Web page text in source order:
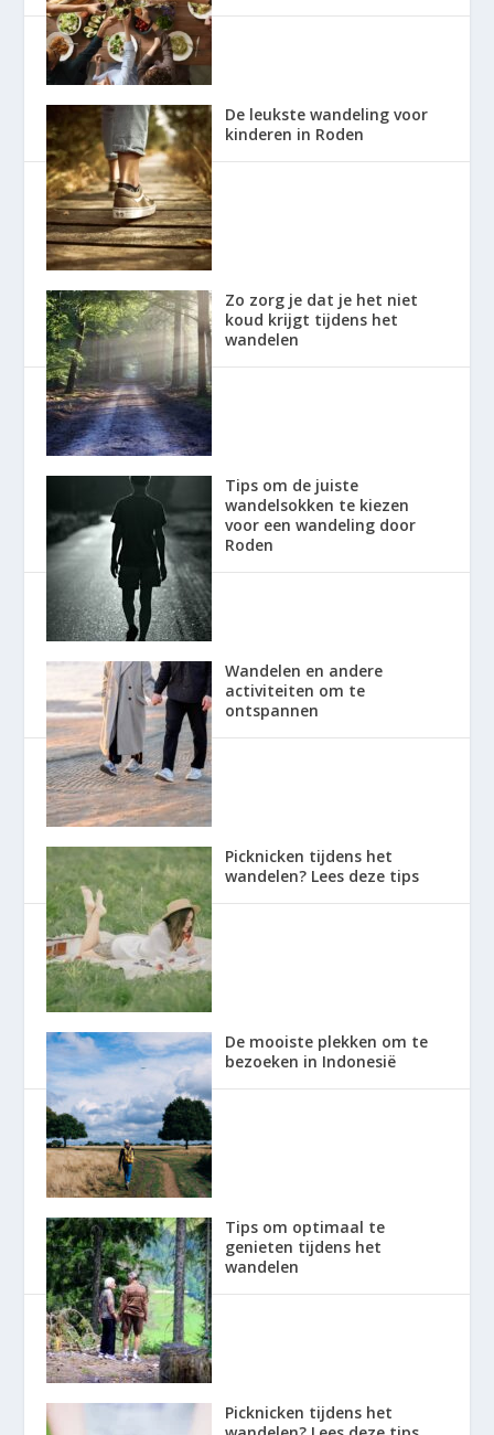
De leukste wandeling voor
kinderen in Roden
Zo zorg je dat je het niet
koud krijgt tijdens het
wandelen
Tips om de juiste
wandelsokken te kiezen
voor een wandeling door
Roden
Wandelen en andere
activiteiten om te
ontspannen
Picknicken tijdens het
wandelen? Lees deze tips
De mooiste plekken om te
bezoeken in Indonesië
Tips om optimaal te
genieten tijdens het
wandelen
Picknicken tijdens het